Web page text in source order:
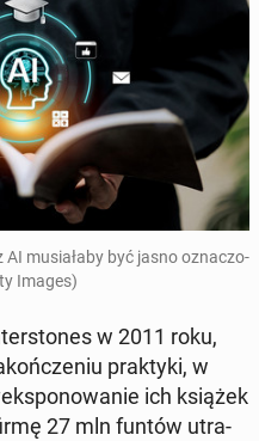
mu­sia­ła­by być jasno ozna­czo­
Images)
w 2011 roku,
prak­ty­ki, w
ich książek
27 mln funtów utra­